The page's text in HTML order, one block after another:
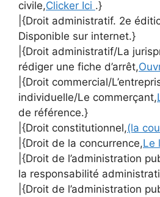
civile,Clicker Ici .}
|{Droit administratif. 2e
Disponible sur internet.}
|{Droit administratif/La
rédiger une fiche d’arrêt,
|{Droit commercial/
individuelle/Le commerçant,
de référence.}
|{Droit constitutionnel,(la
|{Droit de la concurrence,Le
|{Droit de l’administration
la responsabilité
|{Droit de l’administration